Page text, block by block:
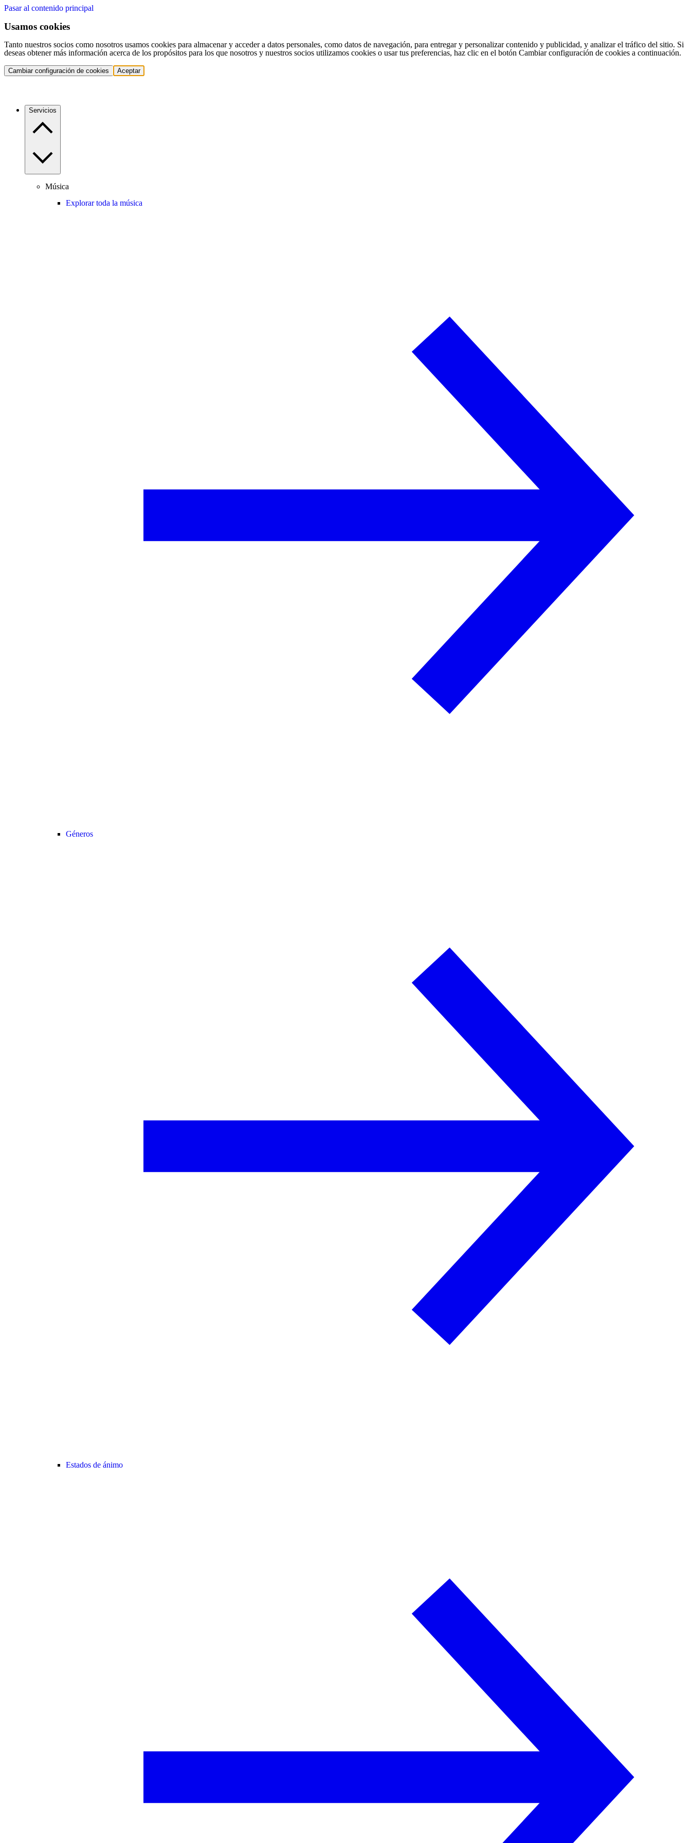
Pasar al contenido principal
Usamos cookies
Tanto nuestros socios como nosotros usamos cookies para almacenar y acceder a datos personales, como datos de navegación, para entregar y personalizar contenido y publicidad, y analizar el tráfico del sitio. Si
deseas obtener más información acerca de los propósitos para los que nosotros y nuestros socios utilizamos cookies o usar tus preferencias, haz clic en el botón Cambiar configuración de cookies a continuación.
Cambiar configuración de cookies Aceptar
Servicios
Música
Explorar toda la música
Géneros
Estados de ánimo